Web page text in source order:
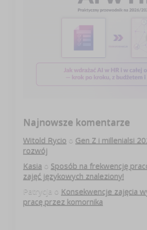
Najnowsze komentarze
Witold Rycio o Gen Z i millenialsi
rozwój
Kasia o Sposób na frekwencję
zajęć językowych znaleziony!
Patrycja o Konsekwencje zajęcia
pracę przez komornika